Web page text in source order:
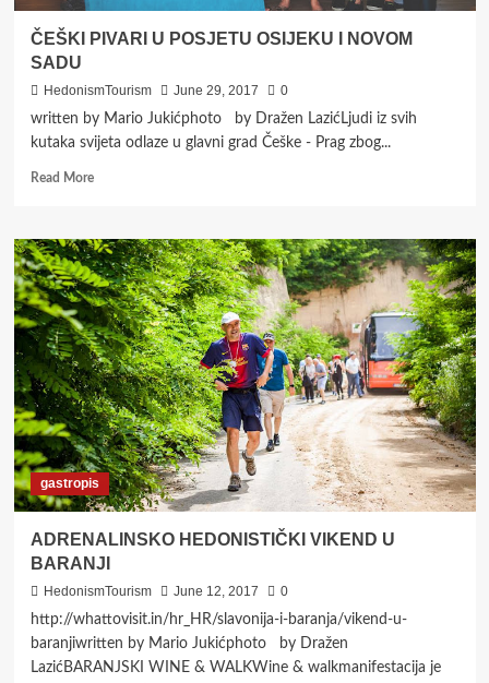
ČEŠKI PIVARI U POSJETU OSIJEKU I NOVOM
SADU
HedonismTourism June 29, 2017
0
written by Mario Jukićphoto by Dražen LazićLjudi iz svih
kutaka svijeta odlaze u glavni grad Češke - Prag zbog...
Read MoreRead
ČEŠKI
PIVARI
U
POSJETU
OSIJEKU
I
NOVOM
SADU
gastropis
ADRENALINSKO HEDONISTIČKI VIKEND U
BARANJI
HedonismTourism June 12, 2017
0
http://whattovisit.in/hr_HR/slavonija-i-baranja/vikend-u-
baranjiwritten by Mario Jukićphoto by Dražen
LazićBARANJSKI WINE & WALKWine & walkmanifestacija je